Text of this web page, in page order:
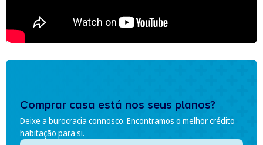
Comprar casa está nos seus planos?
Deixe a burocracia connosco. Encontramos o melhor crédito
habitação para si.